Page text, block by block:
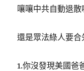
嚷嚷中共自動退散
還是眾法綠人要
1.你沒發現美國爸